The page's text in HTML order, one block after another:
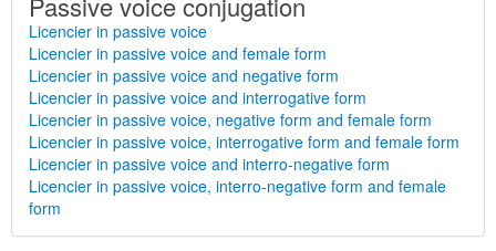
Licencier in passive voice
Licencier in passive voice and female form
Licencier in passive voice and negative form
Licencier in passive voice and interrogative form
Licencier in passive voice, negative form and female form
Licencier in passive voice, interrogative form and female form
Licencier in passive voice and interro-negative form
Licencier in passive voice, interro-negative form and female
form